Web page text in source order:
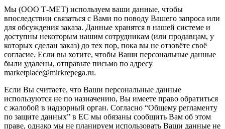
Мы (ООО Т-МЕТ) используем ваши данные, чтобы
впоследствии связаться с Вами по поводу Вашего запроса или
для обсуждения заказа. Данные хранятся в нашей системе и
доступны некоторым нашим сотрудникам (или продавцам, у
которых сделан заказ) до тех пор, пока вы не отзовёте своё
согласие. Если вы хотите, чтобы Ваши персональные данные
были удалены, отправьте письмо по адресу
marketplace@mirkrepega.ru.
Если Вы считаете, что Ваши персональные данные
используются не по назначению, Вы имеете право обратиться
с жалобой в надзорный орган. Согласно “Общему регламенту
по защите данных” в ЕС мы обязаны сообщить Вам об этом
праве, однако мы не планируем использовать Ваши данные не